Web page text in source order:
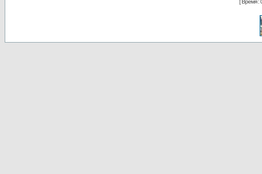
[ Время :